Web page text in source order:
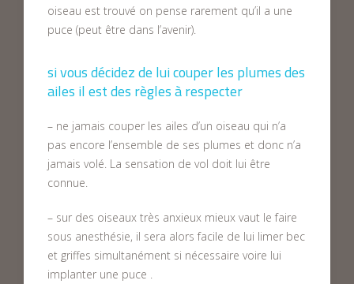
oiseau est trouvé on pense rarement qu’il a une
puce (peut être dans l’avenir).
si vous décidez de lui couper les plumes des
ailes il est des règles à respecter
– ne jamais couper les ailes d’un oiseau qui n’a
pas encore l’ensemble de ses plumes et donc n’a
jamais volé. La sensation de vol doit lui être
connue.
– sur des oiseaux très anxieux mieux vaut le faire
sous anesthésie, il sera alors facile de lui limer bec
et griffes simultanément si nécessaire voire lui
implanter une puce .